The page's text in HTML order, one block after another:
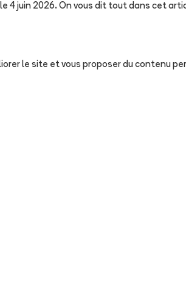
4 juin 2026. On vous dit tout dans cet
le site et vous proposer du contenu